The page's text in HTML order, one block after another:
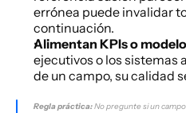
errónea puede invalidar
continuación.
Alimentan KPIs o
ejecutivos o los sistemas
de un campo, su calidad
Regla práctica: No pregunte si un